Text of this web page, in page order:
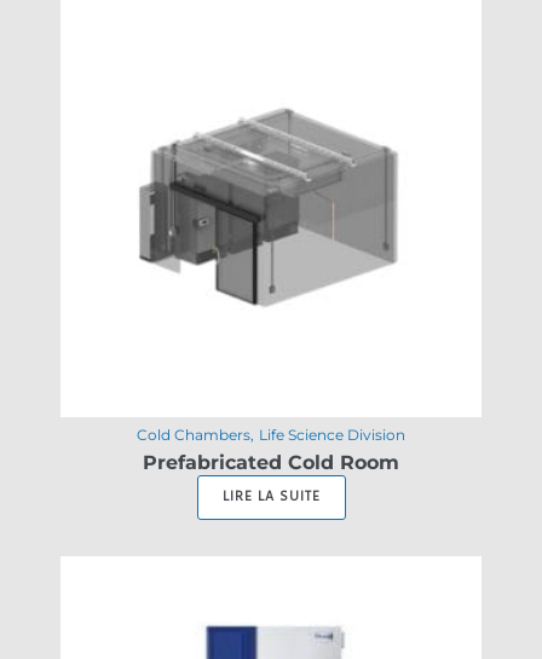
Cold Chambers Life Science Division
Prefabricated Cold Room
LIRE LA SUITE